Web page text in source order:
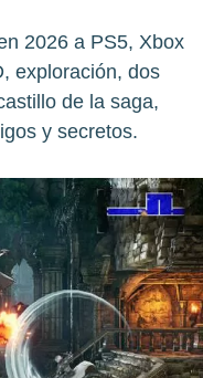
2026 a PS5, Xbox
exploración, dos
de la saga,
y secretos.